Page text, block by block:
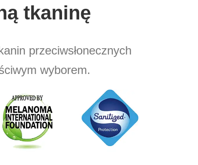
tkaninę
przeciwsłonecznych
wyborem.